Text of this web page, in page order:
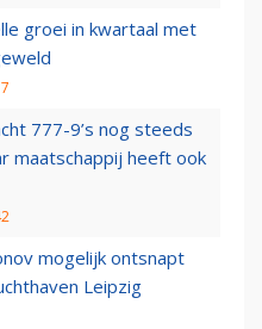
groei in kwartaal met
777-9’s nog steeds
maatschappij heeft ook
mogelijk ontsnapt
Leipzig